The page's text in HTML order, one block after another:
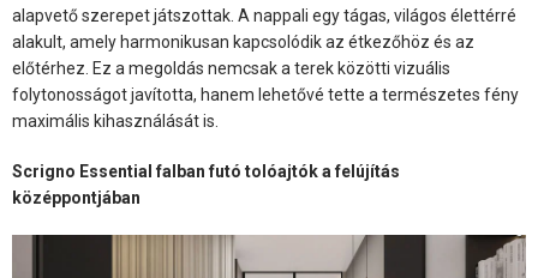
alapvető szerepet játszottak. A nappali egy tágas, világos élettérré
alakult, amely harmonikusan kapcsolódik az étkezőhöz és az
előtérhez. Ez a megoldás nemcsak a terek közötti vizuális
folytonosságot javította, hanem lehetővé tette a természetes fény
maximális kihasználását is.
Scrigno Essential falban futó tolóajtók a felújítás
középpontjában